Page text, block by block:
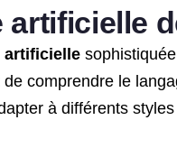
artificielle
artificielle
comprendre le
à différents